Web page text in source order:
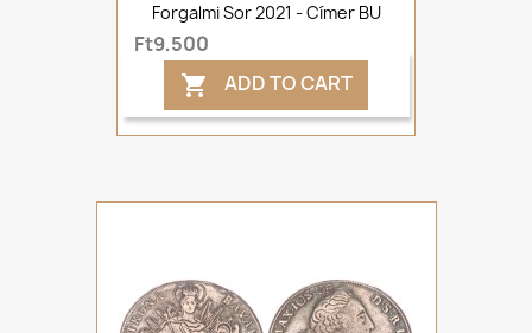
Forgalmi Sor 2021 - Címer BU
Ft9,500
 ADD TO CART